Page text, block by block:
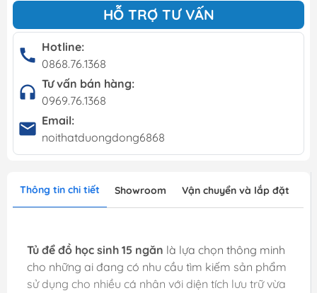
HỖ TRỢ TƯ VẤN
Hotline:
0868.76.1368
Tư vấn bán hàng:
0969.76.1368
Email:
noithatduongdong6868
Thông tin chi tiết Showroom Vận chuyển và lắp đặt
Tủ để đồ học sinh 15 ngăn là lựa chọn thông minh
cho những ai đang có nhu cầu tìm kiếm sản phẩm
sử dụng cho nhiều cá nhân với diện tích lưu trữ vừa